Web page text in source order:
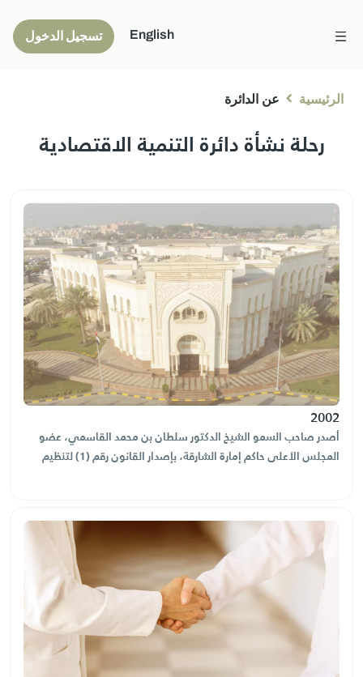
English تسجيل الدخول
الرئيسية عن الدائرة
رحلة نشأة دائرة التنمية الاقتصادية
2002
أصدر صاحب السمو الشيخ الدكتور سلطان بن محمد القاسمي، عضو
المجلس الأعلى حاكم إمارة الشارقة، بإصدار القانون رقم (1) لتنظيم